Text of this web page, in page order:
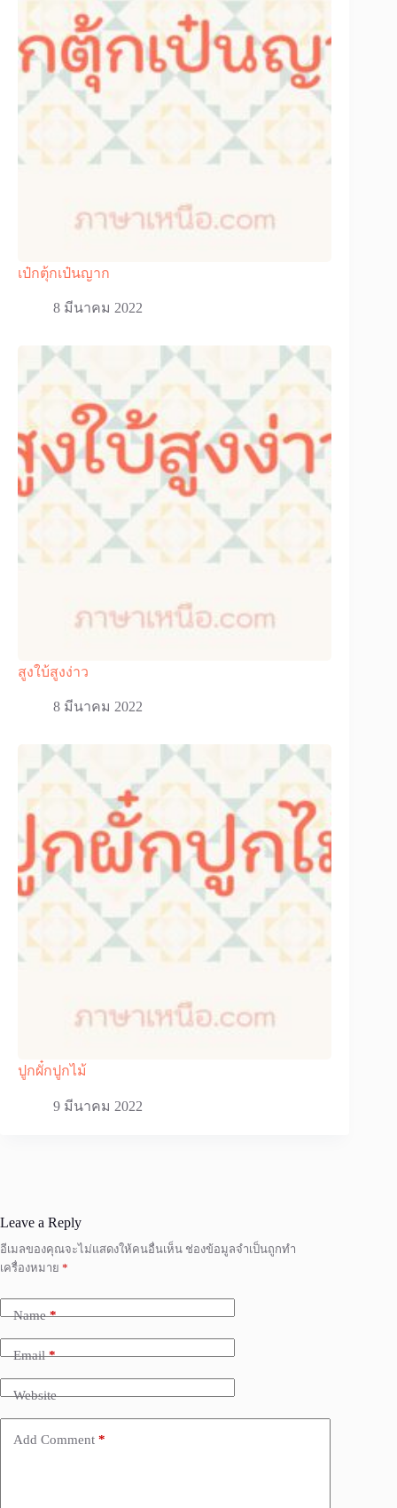
เป๋กตุ้กเป๋นญาก
8 มีนาคม 2022
สูงใบ้สูงง่าว
8 มีนาคม 2022
ปูกผั๋กปูกไม้
9 มีนาคม 2022
Leave a Reply
อีเมลของคุณจะไม่แสดงให้คนอื่นเห็น ช่องข้อมูลจำเป็นถูกทำ
เครื่องหมาย *
Name*
Email*
Website
Add Comment *